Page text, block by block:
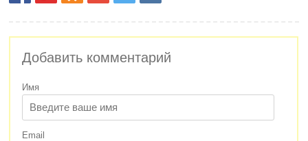
Добавить комментарий
Имя
Email